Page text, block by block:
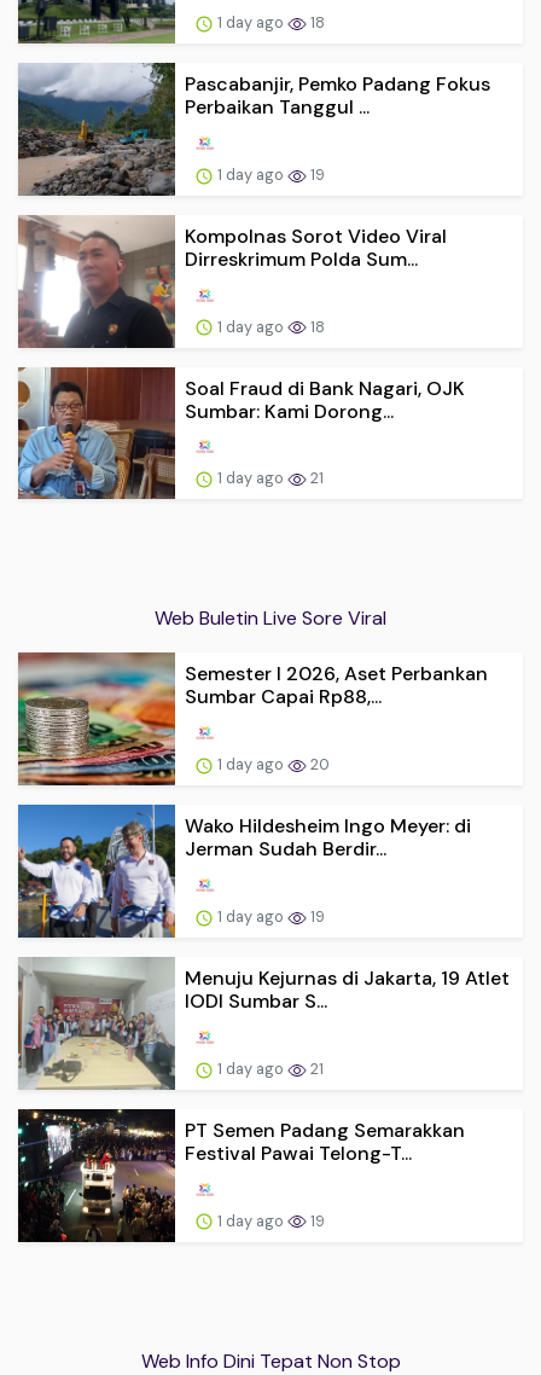
1 day ago 18
Pascabanjir, Pemko Padang Fokus
Perbaikan Tanggul ...
1 day ago 19
Kompolnas Sorot Video Viral
Dirreskrimum Polda Sum...
1 day ago 18
Soal Fraud di Bank Nagari, OJK
Sumbar: Kami Dorong...
1 day ago 21
Web Buletin Live Sore Viral
Semester I 2026, Aset Perbankan
Sumbar Capai Rp88,...
1 day ago 20
Wako Hildesheim Ingo Meyer: di
Jerman Sudah Berdir...
1 day ago 19
Menuju Kejurnas di Jakarta, 19 Atlet
IODI Sumbar S...
1 day ago 21
PT Semen Padang Semarakkan
Festival Pawai Telong-T...
1 day ago 19
Web Info Dini Tepat Non Stop